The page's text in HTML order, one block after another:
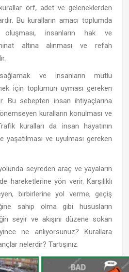
örf, adet ve geleneklerden
Bu kuralların amacı toplumda
insanların hak ve
altına alınması ve refah
ve insanların mutlu
için toplumun uyması gereken
Bu sebepten insan ihtiyaçlarına
kuralların konulması ve
kuralları da insan hayatının
ve uyulması gereken
seyreden araç ve yayaların
hareketlerine yön verir. Karşılıklı
birbirlerine yol verme, geçiş
sahip olma gibi hususların
seyir ve akışını düzene sokan
ne anlıyorsunuz? Kurallara
nelerdir? Tartışınız.